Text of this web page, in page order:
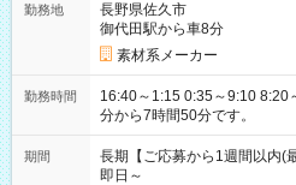
勤務地
長野県佐久市
御代田駅から車8分
素材系メーカー
勤務時間
16:40～1:15 0:35～9:10 8:20～17:00 ※表記のうち
分から7時間50分です。
期間
長期【ご応募から1週間以内(
即日～